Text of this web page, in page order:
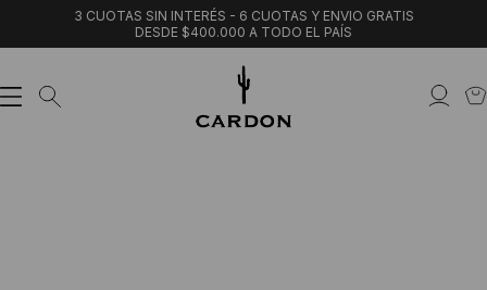
3 CUOTAS SIN INTERÉS - 6 CUOTAS Y ENVIO GRATIS
DESDE $400.000 A TODO EL PAÍS